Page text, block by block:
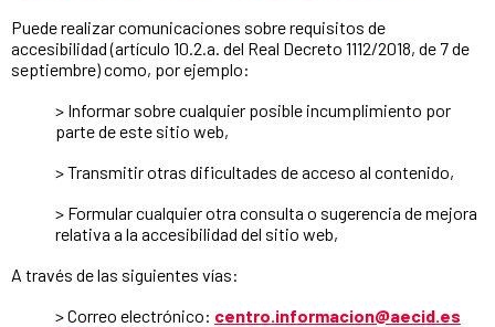
Puede realizar comunicaciones sobre requisitos de
accesibilidad (artículo 10.2.a. del Real Decreto 1112/2018, de 7 de
septiembre) como, por ejemplo:
> Informar sobre cualquier posible incumplimiento por
parte de este sitio web,
> Transmitir otras dificultades de acceso al contenido,
> Formular cualquier otra consulta o sugerencia de mejora
relativa a la accesibilidad del sitio web,
A través de las siguientes vías:
> Correo electrónico: centro.informacion@aecid.es